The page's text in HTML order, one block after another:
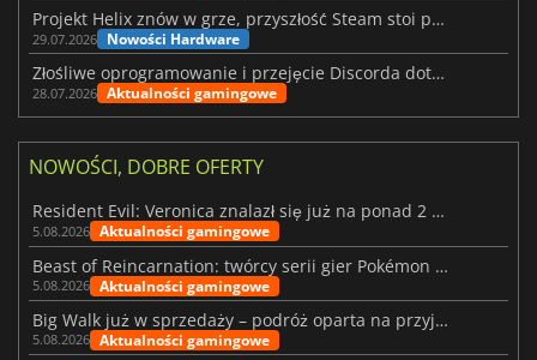
Projekt Helix znów w grze, przyszłość Steam stoi pod znakiem zapytania
29.07.2026 Nowości Hardware
Złośliwe oprogramowanie i przejęcie Discorda dotknęły Meccha Chameleon
28.07.2026 Aktualności gamingowe
NOWOŚCI, DOBRE OFERTY
Resident Evil: Veronica znalazł się już na ponad 2 milionach list życzeń
5.08.2026 Aktualności gamingowe
Beast of Reincarnation: twórcy serii gier Pokémon wkraczają na nową ścieżkę
5.08.2026 Aktualności gamingowe
Big Walk już w sprzedaży – podróż oparta na przyjaźni
5.08.2026 Aktualności gamingowe